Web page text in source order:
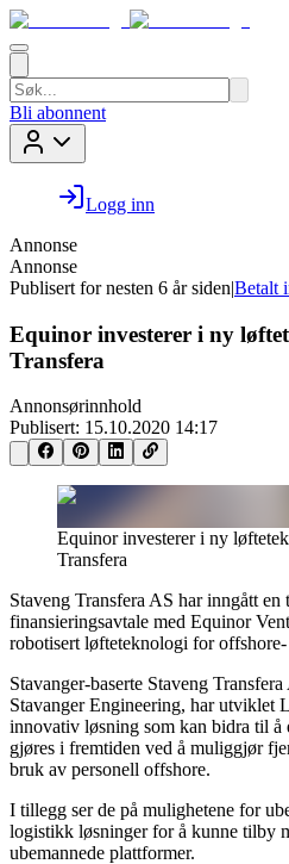
Bli abonnent
Logg inn
Annonse
Annonse
Publisert for nesten 6 år siden|Betalt
Equinor investerer i ny
Transfera
Annonsørinnhold
Publisert: 15.10.2020 14:17
Equinor investerer i ny
Transfera
Staveng Transfera AS har inngått
finansieringsavtale med Equinor
robotisert løfteteknologi for
Stavanger-baserte Staveng
Stavanger Engineering, har utviklet
innovativ løsning som kan bidra til å
gjøres i fremtiden ved å muliggjør
bruk av personell offshore.
I tillegg ser de på mulighetene for
logistikk løsninger for å kunne tilby
ubemannede plattformer.